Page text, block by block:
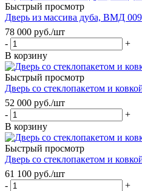
Быстрый просмотр
Дверь из массива дуба, ВМД 009
78 000 руб./шт
-
+
В корзину
Быстрый просмотр
Дверь со стеклопакетом и
52 000 руб./шт
-
+
В корзину
Быстрый просмотр
Дверь со стеклопакетом и
61 100 руб./шт
-
+